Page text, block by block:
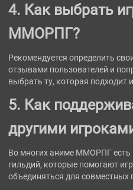
4. Как выбрать
ММОРПГ?
Рекомендуется определить
отзывами пользователей и
выбрать ту, которая подходит
5. Как
другими
Во многих аниме ММОРПГ есть
гильдий, которые помогают
объединяться для совместных